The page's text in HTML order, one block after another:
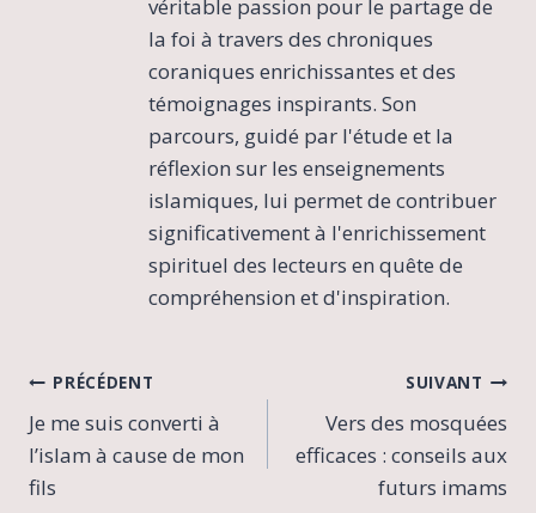
véritable passion pour le partage de
la foi à travers des chroniques
coraniques enrichissantes et des
témoignages inspirants. Son
parcours, guidé par l'étude et la
réflexion sur les enseignements
islamiques, lui permet de contribuer
significativement à l'enrichissement
spirituel des lecteurs en quête de
compréhension et d'inspiration.
Navigation
de
l’article
PRÉCÉDENT
Je me suis converti à
l’islam à cause de mon
fils
SUIVANT
Vers des mosquées
efficaces : conseils aux
futurs imams